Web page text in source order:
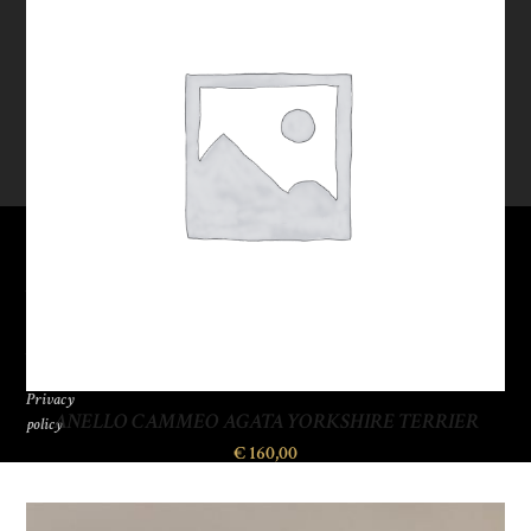
ANELLO CAMMEO AGATA YORKSHIRE TERRIER
€160,00
Privacy
policy